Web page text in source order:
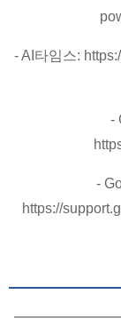
- AI타임스:
-
-
https://